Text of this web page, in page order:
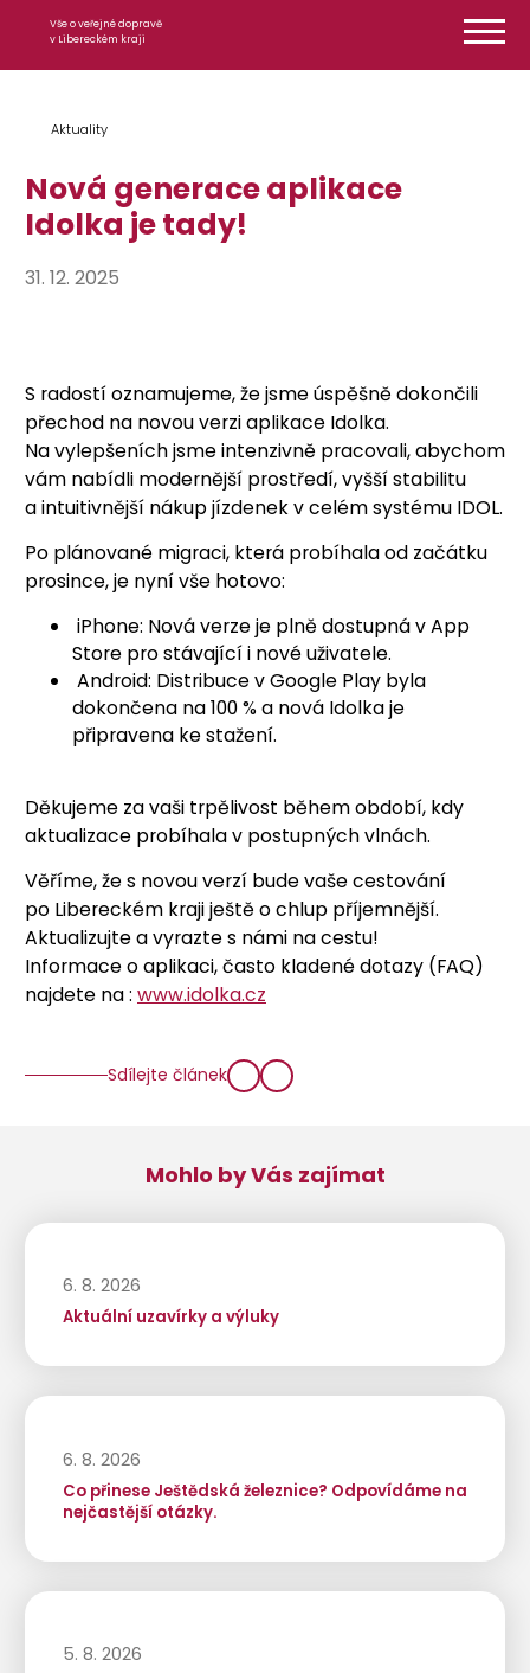
Vše o veřejné dopravě
v Libereckém kraji
Aktuality
Nová generace aplikace
Idolka je tady!
31. 12. 2025
S radostí oznamujeme, že jsme úspěšně dokončili
přechod na novou verzi aplikace Idolka.
Na vylepšeních jsme intenzivně pracovali, abychom
vám nabídli modernější prostředí, vyšší stabilitu
a intuitivnější nákup jízdenek v celém systému IDOL.
Po plánované migraci, která probíhala od začátku
prosince, je nyní vše hotovo:
iPhone: Nová verze je plně dostupná v App
Store pro stávající i nové uživatele.
Android: Distribuce v Google Play byla
dokončena na 100 % a nová Idolka je
připravena ke stažení.
Děkujeme za vaši trpělivost během období, kdy
aktualizace probíhala v postupných vlnách.
Věříme, že s novou verzí bude vaše cestování
po Libereckém kraji ještě o chlup příjemnější.
Aktualizujte a vyrazte s námi na cestu!
Informace o aplikaci, často kladené dotazy (FAQ)
najdete na : www.idolka.cz
Sdílejte článek
Mohlo by Vás zajímat
6. 8. 2026
Aktuální uzavírky a výluky
6. 8. 2026
Co přinese Ještědská železnice? Odpovídáme na
nejčastější otázky.
5. 8. 2026